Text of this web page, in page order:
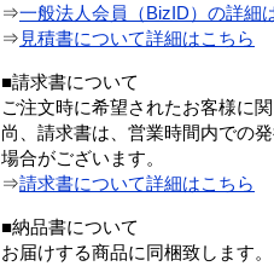
⇒一般法人会員（BizID）の詳細
⇒ 見積書について詳細はこちら
■請求書について
ご注文時に希望されたお客様に
尚、請求書は、営業時間内での
場合がございます。
⇒請求書について詳細はこちら
■納品書について
お届けする商品に同梱致します。